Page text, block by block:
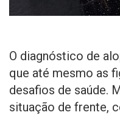
O diagnóstico de
que até mesmo as
desafios de saúde.
situação de frente,